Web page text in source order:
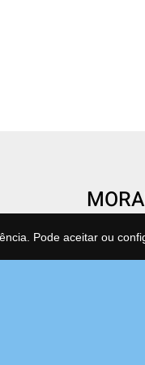
água
Pode aceitar ou